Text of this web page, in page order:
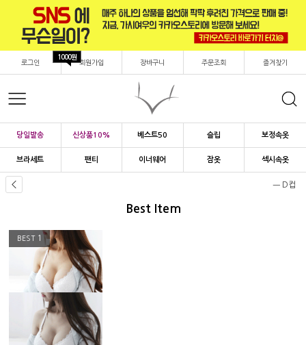
로그인 회원가입
1000원
장바구니 주문조회 즐겨찾기
당일발송 신상품10% 베스트50 슬립 보정속옷
브라세트 팬티 이너웨어 잠옷 섹시속옷
ㅡ D컵
Best Item
BEST 1